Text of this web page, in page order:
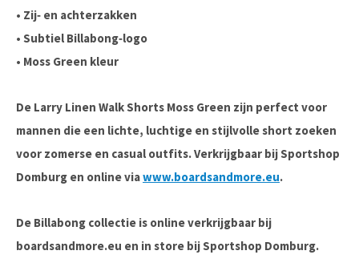
• Zij‑ en achterzakken
• Subtiel Billabong‑logo
• Moss Green kleur
De Larry Linen Walk Shorts Moss Green zijn perfect voor
mannen die een lichte, luchtige en stijlvolle short zoeken
voor zomerse en casual outfits. Verkrijgbaar bijSportshop
Domburg en online viawww.boardsandmore.eu.
De Billabong collectie is online verkrijgbaar bij
boardsandmore.eu en in store bij Sportshop Domburg.